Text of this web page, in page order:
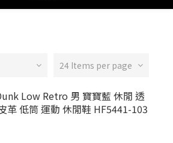
24 Items per page